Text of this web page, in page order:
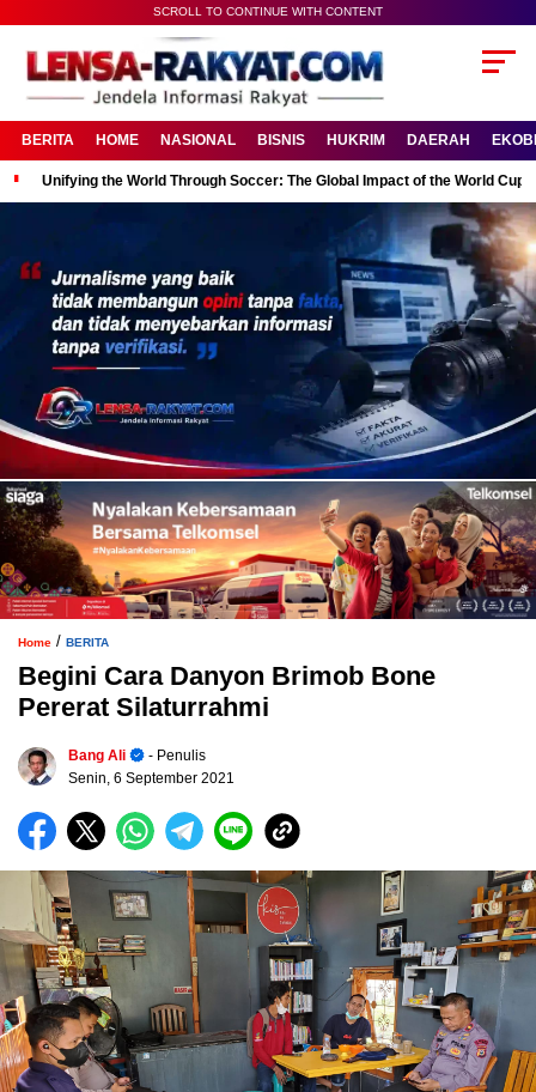
SCROLL TO CONTINUE WITH CONTENT
BERITA HOME NASIONAL BISNIS HUKRIM DAERAH
Unifying the World Through Soccer: The Global Impact of the World Cup
Home / BERITA
Begini Cara Danyon Brimob Bone
Pererat Silaturrahmi
Bang Ali
- Penulis
Senin, 6 September 2021